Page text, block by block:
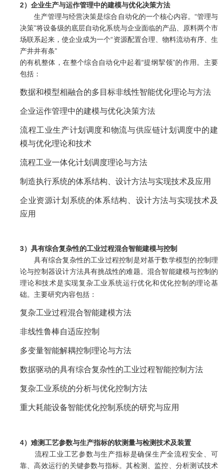
2）企业生产与运作管理中的建模与优化决策方法
生产管理与经营决策是综合自动化的一个核心内容。“管理与
决策”将设备级的底层自动化系统与企业面临的产品、原料两个市
场联系起来，使企业成为一个“资源配置合理、物料流动有序、生
产井井有条”
的有机整体，在整个综合自动化中起着“提纲挈领”的作用。主要
包括：
数据和模型相融合的多目标非线性智能优化理论与方法
企业运作管理中的建模与优化决策方法
流程工业生产计划调度和物流与供应链计划调度中的建
模与优化理论和技术
流程工业一体化计划调度理论与方法
制造执行系统的体系结构、设计方法与实现技术及应用
企业资源计划系统的体系结构、设计方法与实现技术及
应用
3）具有综合复杂性的工业过程混合智能建模与控制
具有综合复杂性的工业过程控制是对基于数学模型的控制理
论与控制器设计方法具有挑战性的难题。混合智能建模与控制的
理论和技术是实现复杂工业系统运行优化和优化控制的理论基
础。主要研究内容包括：
复杂工业过程混合智能建模方法
非线性鲁棒自适应控制
多变量智能解耦控制理论与方法
数据驱动的具有综合复杂性的工业过程智能控制方法
复杂工业系统的分析与优化控制方法
重大耗能设备智能优化控制系统的研究与应用
4）难测工艺参数与生产指标的软测量与检测技术及装置
流程工业工艺参数与生产指标是确保生产全流程安全、可
靠、高效运行的关键参数与指标。其检测、监控、分析测试技术